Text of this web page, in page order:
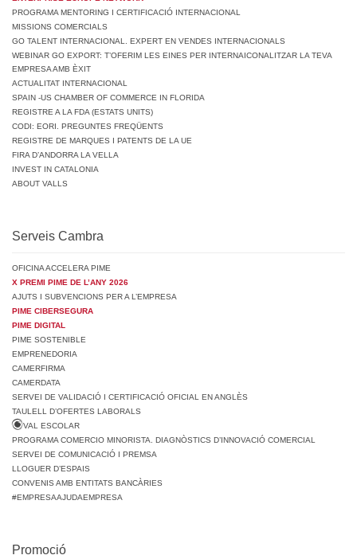
PROGRAMA MENTORING I CERTIFICACIÓ INTERNACIONAL
MISSIONS COMERCIALS
GO TALENT INTERNACIONAL. EXPERT EN VENDES INTERNACIONALS
WEBINAR GO EXPORT: T’OFERIM LES EINES PER INTERNAICONALITZAR LA TEVA
EMPRESA AMB ÈXIT
ACTUALITAT INTERNACIONAL
SPAIN -US CHAMBER OF COMMERCE IN FLORIDA
REGISTRE A LA FDA (ESTATS UNITS)
CODI: EORI. PREGUNTES FREQÜENTS
REGISTRE DE MARQUES I PATENTS DE LA UE
FIRA D’ANDORRA LA VELLA
INVEST IN CATALONIA
ABOUT VALLS
Serveis Cambra
OFICINA ACCELERA PIME
X PREMI PIME DE L’ANY 2026
AJUTS I SUBVENCIONS PER A L’EMPRESA
PIME CIBERSEGURA
PIME DIGITAL
PIME SOSTENIBLE
EMPRENEDORIA
CAMERFIRMA
CAMERDATA
SERVEI DE VALIDACIÓ I CERTIFICACIÓ OFICIAL EN ANGLÈS
TAULELL D’OFERTES LABORALS
VAL ESCOLAR
PROGRAMA COMERCIO MINORISTA. DIAGNÒSTICS D’INNOVACIÓ COMERCIAL
SERVEI DE COMUNICACIÓ I PREMSA
LLOGUER D’ESPAIS
CONVENIS AMB ENTITATS BANCÀRIES
#EMPRESAAJUDAEMPRESA
Promoció